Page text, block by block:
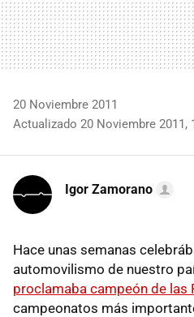
20 Noviembre 2011
Actualizado 20 Noviembre 2011,
Igor Zamorano
Hace unas semanas
automovilismo de nuestro
proclamaba campeón de las
campeonatos más